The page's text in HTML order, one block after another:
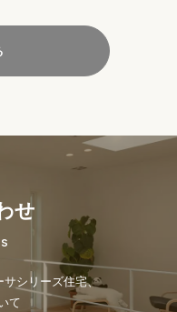
せ
サシリーズ住宅、
て